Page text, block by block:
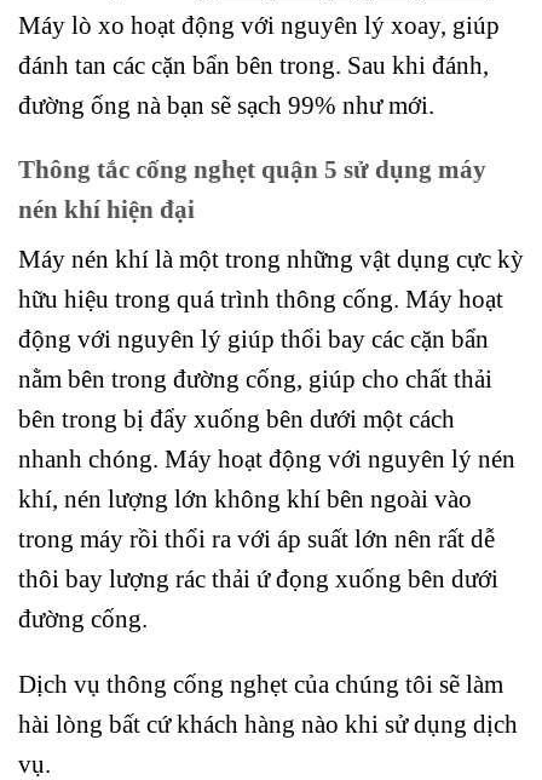
Máy lò xo hoạt động với nguyên lý xoay, giúp
đánh tan các cặn bẩn bên trong. Sau khi đánh,
đường ống nà bạn sẽ sạch 99% như mới.
Thông tắc cống nghẹt quận 5 sử dụng máy
nén khí hiện đại
Máy nén khí là một trong những vật dụng cực kỳ
hữu hiệu trong quá trình thông cống. Máy hoạt
động với nguyên lý giúp thổi bay các cặn bẩn
nằm bên trong đường cống, giúp cho chất thải
bên trong bị đẩy xuống bên dưới một cách
nhanh chóng. Máy hoạt động với nguyên lý nén
khí, nén lượng lớn không khí bên ngoài vào
trong máy rồi thổi ra với áp suất lớn nên rất dễ
thôi bay lượng rác thải ứ đọng xuống bên dưới
đường cống.
Dịch vụ thông cống nghẹt của chúng tôi sẽ làm
hài lòng bất cứ khách hàng nào khi sử dụng dịch
vụ.